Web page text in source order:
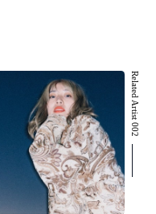
Related Artist 002